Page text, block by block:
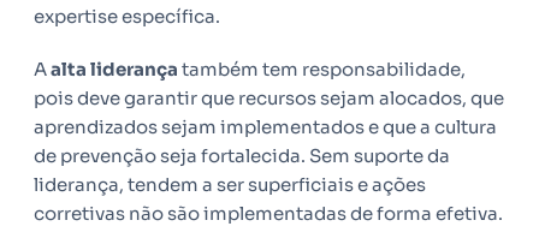
expertise específica.
Aalta liderança também tem responsabilidade,
pois deve garantir que recursos sejam alocados, que
aprendizados sejam implementados e que a cultura
de prevenção seja fortalecida. Sem suporte da
liderança, tendem a ser superficiais e ações
corretivas não são implementadas de forma efetiva.